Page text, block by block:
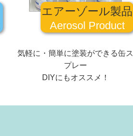
エアーゾール製品
Aerosol Product
気軽に・簡単に塗装ができる缶ス
プレー
DIYにもオススメ！